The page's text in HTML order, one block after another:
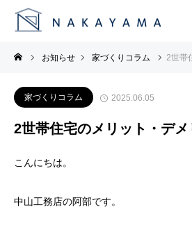
お知らせ 家づくりコラム 2世帯住
家づくりコラム 2025.06.05
2世帯住宅のメリット・デ
こんにちは。
中山工務店の阿部です。